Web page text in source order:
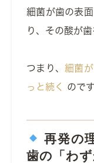
細菌が歯の表
り、その酸が歯
つまり、 細菌
っと続く
のです
再発の
歯の「わず